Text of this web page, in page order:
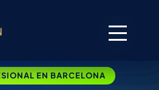
EN BARCELONA